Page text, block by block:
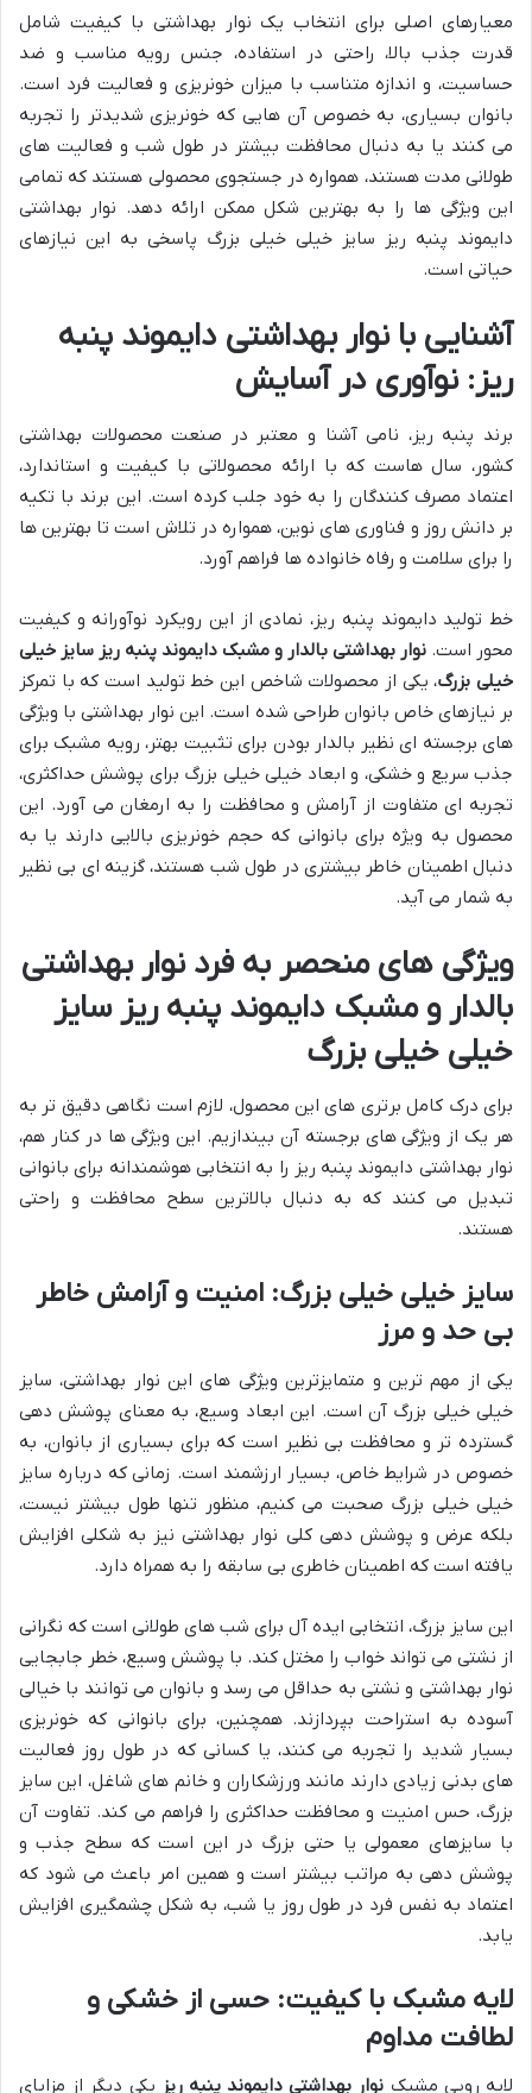
معیارهای اصلی برای انتخاب یک نوار بهداشتی با کیفیت شامل
قدرت جذب بالا، راحتی در استفاده، جنس رویه مناسب و ضد
حساسیت، و اندازه متناسب با میزان خونریزی و فعالیت فرد است.
بانوان بسیاری، به خصوص آن هایی که خونریزی شدیدتر را تجربه
می کنند یا به دنبال محافظت بیشتر در طول شب و فعالیت های
طولانی مدت هستند، همواره در جستجوی محصولی هستند که تمامی
این ویژگی ها را به بهترین شکل ممکن ارائه دهد. نوار بهداشتی
دایموند پنبه ریز سایز خیلی خیلی بزرگ پاسخی به این نیازهای
حیاتی است.
آشنایی با نوار بهداشتی دایموند پنبه
ریز: نوآوری در آسایش
برند پنبه ریز، نامی آشنا و معتبر در صنعت محصولات بهداشتی
کشور، سال هاست که با ارائه محصولاتی با کیفیت و استاندارد،
اعتماد مصرف کنندگان را به خود جلب کرده است. این برند با تکیه
بر دانش روز و فناوری های نوین، همواره در تلاش است تا بهترین ها
را برای سلامت و رفاه خانواده ها فراهم آورد.
خط تولید دایموند پنبه ریز، نمادی از این رویکرد نوآورانه و کیفیت
محور است. نوار بهداشتی بالدار و مشبک دایموند پنبه ریز سایز خیلی
خیلی بزرگ، یکی از محصولات شاخص این خط تولید است که با تمرکز
بر نیازهای خاص بانوان طراحی شده است. این نوار بهداشتی با ویژگی
های برجسته ای نظیر بالدار بودن برای تثبیت بهتر، رویه مشبک برای
جذب سریع و خشکی، و ابعاد خیلی خیلی بزرگ برای پوشش حداکثری،
تجربه ای متفاوت از آرامش و محافظت را به ارمغان می آورد. این
محصول به ویژه برای بانوانی که حجم خونریزی بالایی دارند یا به
دنبال اطمینان خاطر بیشتری در طول شب هستند، گزینه ای بی نظیر
به شمار می آید.
ویژگی های منحصر به فرد نوار بهداشتی
بالدار و مشبک دایموند پنبه ریز سایز
خیلی خیلی بزرگ
برای درک کامل برتری های این محصول، لازم است نگاهی دقیق تر به
هر یک از ویژگی های برجسته آن بیندازیم. این ویژگی ها در کنار هم،
نوار بهداشتی دایموند پنبه ریز را به انتخابی هوشمندانه برای بانوانی
تبدیل می کنند که به دنبال بالاترین سطح محافظت و راحتی
هستند.
سایز خیلی خیلی بزرگ: امنیت و آرامش خاطر
بی حد و مرز
یکی از مهم ترین و متمایزترین ویژگی های این نوار بهداشتی، سایز
خیلی خیلی بزرگ آن است. این ابعاد وسیع، به معنای پوشش دهی
گسترده تر و محافظت بی نظیر است که برای بسیاری از بانوان، به
خصوص در شرایط خاص، بسیار ارزشمند است. زمانی که درباره سایز
خیلی خیلی بزرگ صحبت می کنیم، منظور تنها طول بیشتر نیست،
بلکه عرض و پوشش دهی کلی نوار بهداشتی نیز به شکلی افزایش
یافته است که اطمینان خاطری بی سابقه را به همراه دارد.
این سایز بزرگ، انتخابی ایده آل برای شب های طولانی است که نگرانی
از نشتی می تواند خواب را مختل کند. با پوشش وسیع، خطر جابجایی
نوار بهداشتی و نشتی به حداقل می رسد و بانوان می توانند با خیالی
آسوده به استراحت بپردازند. همچنین، برای بانوانی که خونریزی
بسیار شدید را تجربه می کنند، یا کسانی که در طول روز فعالیت
های بدنی زیادی دارند مانند ورزشکاران و خانم های شاغل، این سایز
بزرگ، حس امنیت و محافظت حداکثری را فراهم می کند. تفاوت آن
با سایزهای معمولی یا حتی بزرگ در این است که سطح جذب و
پوشش دهی به مراتب بیشتر است و همین امر باعث می شود که
اعتماد به نفس فرد در طول روز یا شب، به شکل چشمگیری افزایش
یابد.
لایه مشبک با کیفیت: حسی از خشکی و
لطافت مداوم
لایه رویی مشبک نوار بهداشتی دایموند پنبه ریز یکی دیگر از مزایای